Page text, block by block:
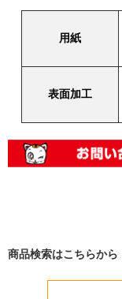
用紙
表面加工
商品検索はこちらから